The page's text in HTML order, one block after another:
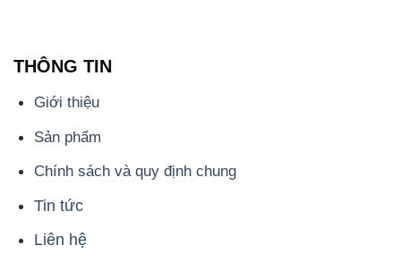
THÔNG TIN
Giới thiệu
Sản phẩm
Chính sách và quy định chung
Tin tức
Liên hệ